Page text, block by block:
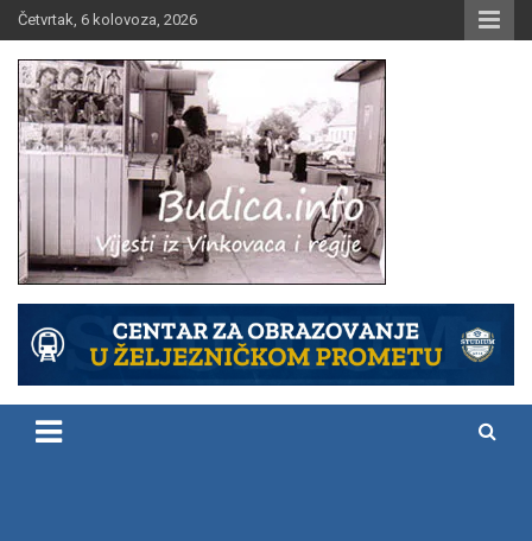
Skip
to
content
Četvrtak, 6 kolovoza, 2026
Budica.info